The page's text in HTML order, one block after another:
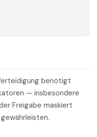
benötigt
— insbesondere
Freigabe maskiert